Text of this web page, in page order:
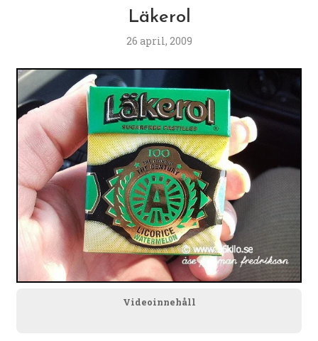
Läkerol
26 april, 2009
Videoinnehåll